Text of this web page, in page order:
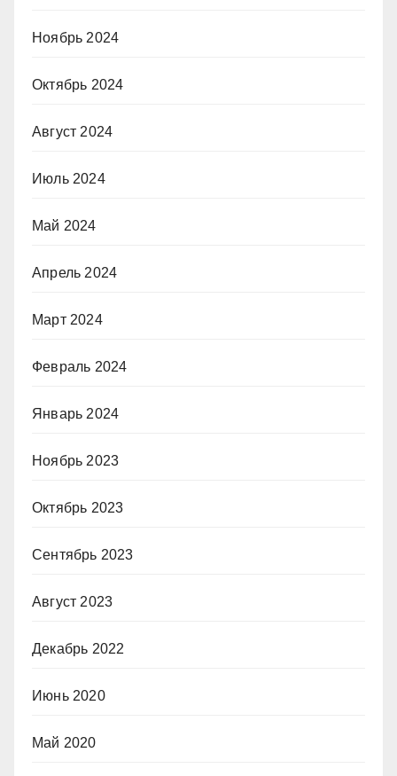
Ноябрь 2024
Октябрь 2024
Август 2024
Июль 2024
Май 2024
Апрель 2024
Март 2024
Февраль 2024
Январь 2024
Ноябрь 2023
Октябрь 2023
Сентябрь 2023
Август 2023
Декабрь 2022
Июнь 2020
Май 2020